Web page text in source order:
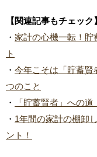
【関連記事もチェック】
・ 家計の心機一転！貯
ト
・ 今年こそは「貯蓄賢
つのこと
・
「貯蓄賢者」への
・ 1年間の家計の棚卸
ント！